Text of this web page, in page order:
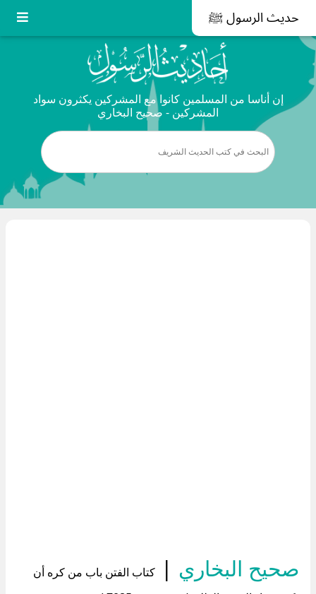
حديث الرسول ﷺ
إن أناسا من المسلمين كانوا مع المشركين يكثرون سواد
المشركين - صحيح البخاري
صحيح البخاري |
كتاب الفتن باب من كره أن